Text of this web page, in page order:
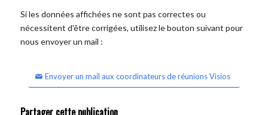
Si les données affichées ne sont pas correctes ou
nécessitent d'être corrigées, utilisez le bouton suivant pour
nous envoyer un mail :
Envoyer un mail aux coordinateurs de réunions Visios
Partager cette publication